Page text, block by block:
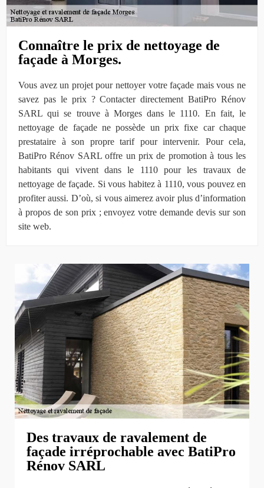
Connaître le prix de nettoyage de
façade à Morges.
Vous avez un projet pour nettoyer votre façade mais vous ne
savez pas le prix ? Contacter directement BatiPro Rénov
SARL qui se trouve à Morges dans le 1110. En fait, le
nettoyage de façade ne possède un prix fixe car chaque
prestataire à son propre tarif pour intervenir. Pour cela,
BatiPro Rénov SARL offre un prix de promotion à tous les
habitants qui vivent dans le 1110 pour les travaux de
nettoyage de façade. Si vous habitez à 1110, vous pouvez en
profiter aussi. D’où, si vous aimerez avoir plus d’information
à propos de son prix ; envoyez votre demande devis sur son
site web.
Des travaux de ravalement de
façade irréprochable avec BatiPro
Rénov SARL